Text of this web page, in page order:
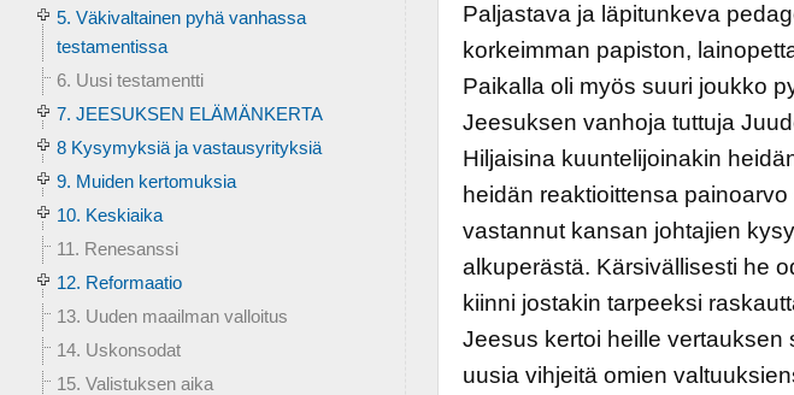
Paljastava ja läpitunkeva
korkeimman papiston,
Paikalla oli myös suuri joukko
Jeesuksen vanhoja tuttuja
Hiljaisina kuuntelijoinakin
heidän reaktioittensa
vastannut kansan johtajien
alkuperästä. Kärsivällisesti he
kiinni jostakin tarpeeksi
Jeesus kertoi heille vertauksen
uusia vihjeitä omien
5. Väkivaltainen pyhä vanhassa
testamentissa
6. Uusi testamentti
7. JEESUKSEN ELÄMÄNKERTA
8 Kysymyksiä ja vastausyrityksiä
9. Muiden kertomuksia
10. Keskiaika
11. Renesanssi
12. Reformaatio
13. Uuden maailman valloitus
14. Uskonsodat
15. Valistuksen aika